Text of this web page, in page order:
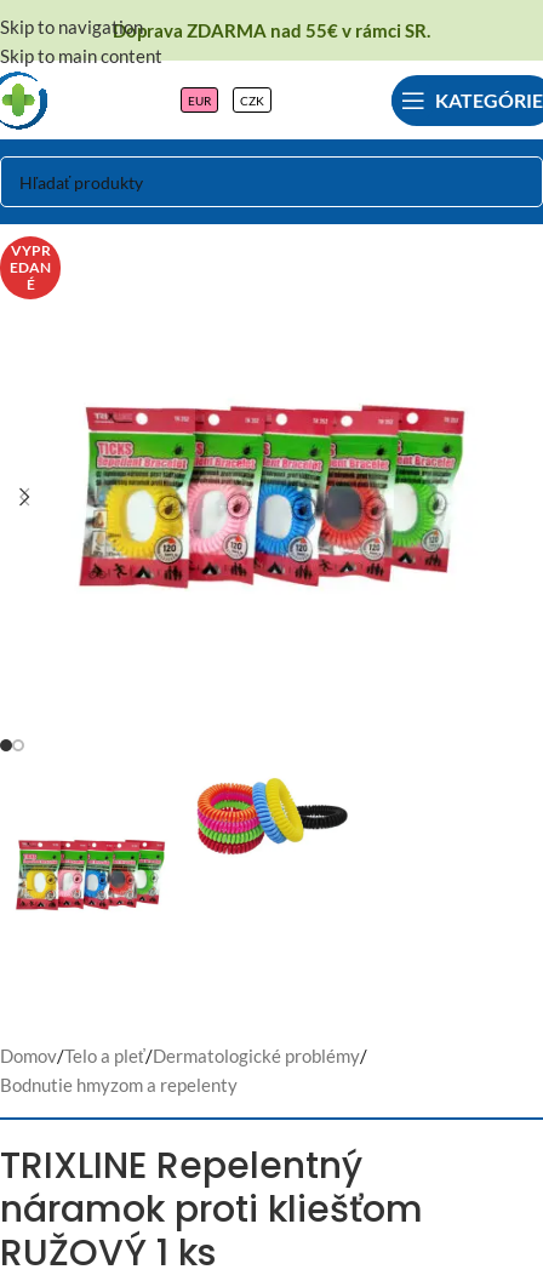
Skip to navigation
Skip to main content
Doprava ZDARMA nad 55€ v rámci SR.
EUR CZK KATEGÓRIE
VYPR
EDAN
É
Domov/Telo a pleť/Dermatologické problémy/
Bodnutie hmyzom a repelenty
TRIXLINE Repelentný
náramok proti kliešťom
RUŽOVÝ 1 ks